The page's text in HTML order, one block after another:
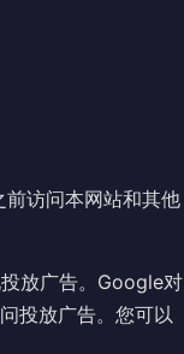
访问本网站和其他
放广告。Google对
投放广告。您可以